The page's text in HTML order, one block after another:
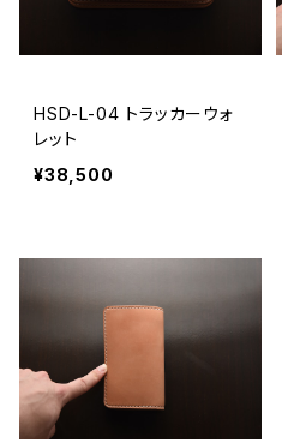
HSD-L-04 トラッカーウォ
レット
¥38,500